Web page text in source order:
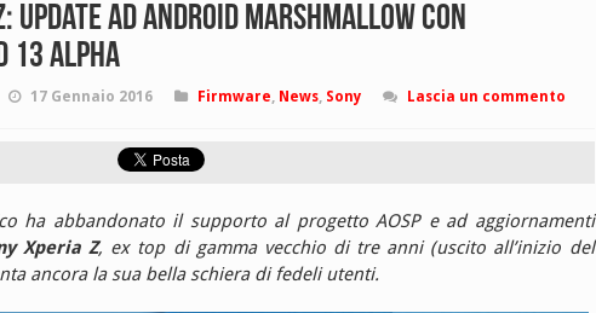
update ad Android Marshmallow con
13 alpha
17 Gennaio 2016 Firmware, News, Sony
Lascia un commento
ha abbandonato il supporto al progetto AOSP e ad aggiornamenti
Xperia Z, ex top di gamma vecchio di tre anni (uscito all’inizio del
ancora la sua bella schiera di fedeli utenti.